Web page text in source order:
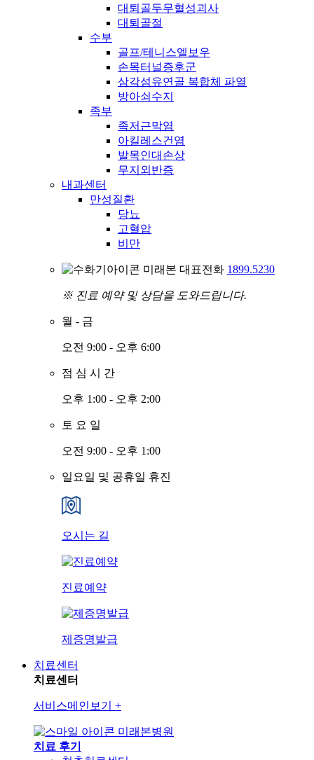
대퇴골두무혈성괴사
대퇴골절
수부
골프/테니스엘보우
손목터널증후군
삼각섬유연골 복합체 파열
방아쇠수지
족부
족저근막염
아킬레스건염
발목인대손상
무지외반증
내과센터
만성질환
당뇨
고혈압
비만
미래본 대표전화 1899.5230
※ 진료 예약 및 상담을 도와드립니다.
월 - 금
오전 9:00 - 오후 6:00
점 심 시 간
오후 1:00 - 오후 2:00
토 요 일
오전 9:00 - 오후 1:00
일요일 및 공휴일 휴진
오시는 길
진료예약
제증명발급
치료센터
치료센터
서비스메인보기 +
미래본병원
치료 후기